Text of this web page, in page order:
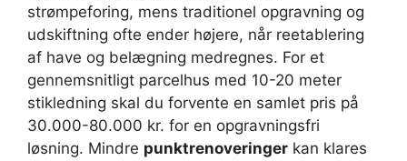
strømpeforing, mens traditionel opgravning og
udskiftning ofte ender højere, når reetablering
af have og belægning medregnes. For et
gennemsnitligt parcelhus med 10-20 meter
stikledning skal du forvente en samlet pris på
30.000-80.000 kr. for en opgravningsfri
løsning. Mindre punktrenoveringer kan klares